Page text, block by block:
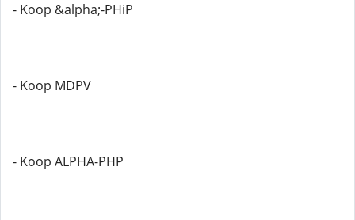
- Koop &alpha;-PHiP
- Koop MDPV
- Koop ALPHA-PHP